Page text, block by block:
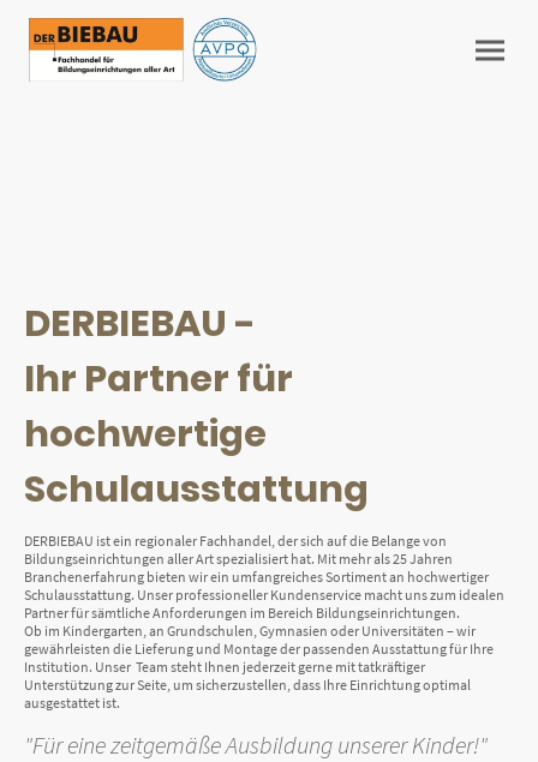
DERBIEBAU -
Ihr Partner für
hochwertige
Schulausstattung
DERBIEBAU ist ein regionaler Fachhandel, der sich auf die Belange von
Bildungseinrichtungen aller Art spezialisiert hat. Mit mehr als 25 Jahren
Branchenerfahrung bieten wir ein umfangreiches Sortiment an hochwertiger
Schulausstattung. Unser professioneller Kundenservice macht uns zum idealen
Partner für sämtliche Anforderungen im Bereich Bildungseinrichtungen.
Ob im Kindergarten, an Grundschulen, Gymnasien oder Universitäten – wir
gewährleisten die Lieferung und Montage der passenden Ausstattung für Ihre
Institution. Unser Team steht Ihnen jederzeit gerne mit tatkräftiger
Unterstützung zur Seite, um sicherzustellen, dass Ihre Einrichtung optimal
ausgestattet ist.
"Für eine zeitgemäße Ausbildung unserer Kinder!"